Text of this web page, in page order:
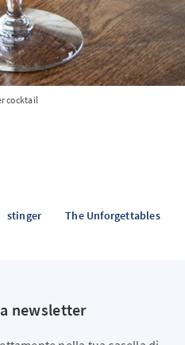
cocktail
stinger The Unforgettables
newsletter